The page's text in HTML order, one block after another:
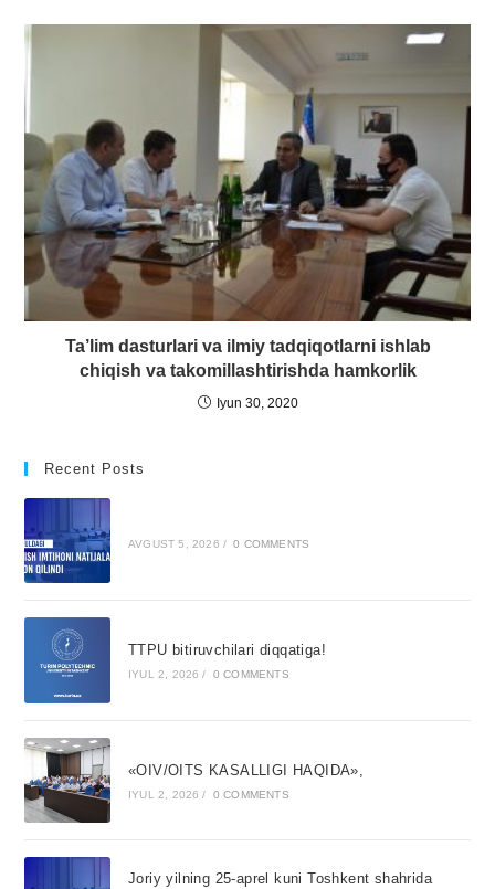
Ta’lim dasturlari va ilmiy tadqiqotlarni ishlab
chiqish va takomillashtirishda hamkorlik
Iyun 30, 2020
Recent Posts
AVGUST 5, 2026 / 0 COMMENTS
TTPU bitiruvchilari diqqatiga!
IYUL 2, 2026 / 0 COMMENTS
«OIV/OITS KASALLIGI HAQIDA»,
IYUL 2, 2026 / 0 COMMENTS
Joriy yilning 25-aprel kuni Toshkent shahrida